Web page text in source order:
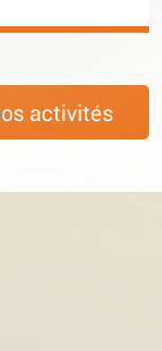
activités